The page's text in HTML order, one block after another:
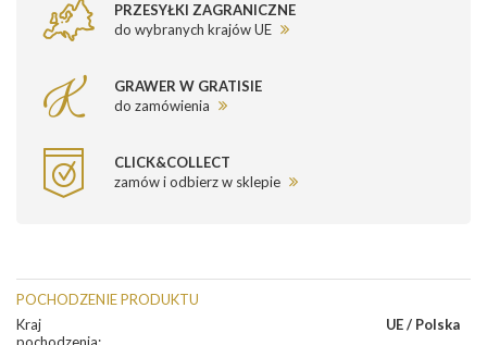
PRZESYŁKI ZAGRANICZNE
do wybranych krajów UE
GRAWER W GRATISIE
do zamówienia
CLICK&COLLECT
zamów i odbierz w sklepie
POCHODZENIE PRODUKTU
Kraj
UE / Polska